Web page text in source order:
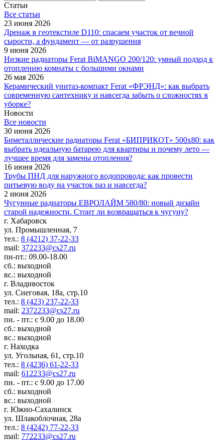
Статьи
Все cтатьи
23 июня 2026
Дренаж в геотекстиле D110: спасаем участок от вечной
сырости, а фундамент — от разрушения
9 июня 2026
Низкие радиаторы Ferat BiMANGO 200/120: умный подход к
отоплению комнаты с большими окнами
26 мая 2026
Керамический унитаз-компакт Ferat «ФРЭНД»: как выбрать
современную сантехнику и навсегда забыть о сложностях в
уборке?
Новости
Все новости
30 июня 2026
Биметаллические радиаторы Ferat «БИПРИКОТ» 500x80: как
выбрать идеальную батарею для квартиры и почему лето —
лучшее время для замены отопления?
16 июня 2026
Трубы ПНД для наружного водопровода: как провести
питьевую воду на участок раз и навсегда?
2 июня 2026
Чугунные радиаторы ЕВРОЛАЙМ 580/80: новый дизайн
старой надежности. Стоит ли возвращаться к чугуну?
г. Хабаровск
ул. Промышленная, 7
тел.: 8 (4212) 37-22-33
mail: 372233@cs27.ru
пн-пт.: 09.00-18.00
сб.: выходной
вс.: выходной
г. Владивосток
ул. Снеговая, 18а, стр.10
тел.: 8 (423) 237-22-33
mail: 2372233@cs27.ru
пн. - пт.: с 9.00 до 18.00
сб.: выходной
вс.: выходной
г. Находка
ул. Угольная, 61, стр.10
тел.: 8 (4236) 61-22-33
mail: 612233@cs27.ru
пн. - пт.: с 9.00 до 17.00
сб.: выходной
вс.: выходной
г. Южно-Сахалинск
ул. Шлакоблочная, 28а
тел.: 8 (4242) 77-22-33
mail: 772233@cs27.ru